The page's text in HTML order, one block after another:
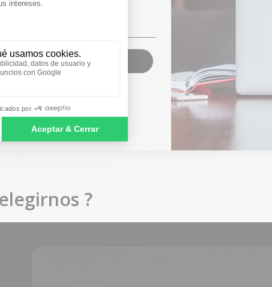
79,00 €
?
SIGN ME UP!